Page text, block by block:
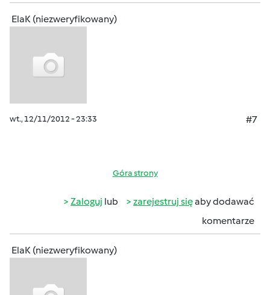
ElaK (niezweryfikowany)
wt., 12/11/2012 - 23:33 #7
Góra strony
Zaloguj lub zarejestruj sięaby dodawać
komentarze
ElaK (niezweryfikowany)